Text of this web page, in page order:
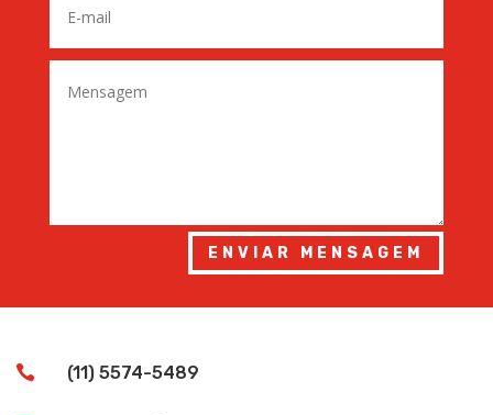
ENVIAR MENSAGEM
 (11) 5574-5489